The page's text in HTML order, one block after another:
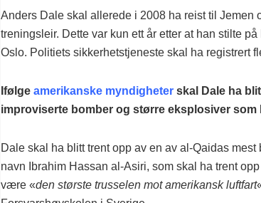
Anders Dale skal allerede i 2008 ha reist til Jemen
treningsleir. Dette var kun ett år etter at han stilte
Oslo. Politiets sikkerhetstjeneste skal ha registrert
Ifølge amerikanske myndigheter skal Dale ha
improviserte bomber og større eksplosiver som
Dale skal ha blitt trent opp av en av al-Qaidas
navn Ibrahim Hassan al-Asiri, som skal ha trent
være «den største trusselen mot amerikansk luftfart